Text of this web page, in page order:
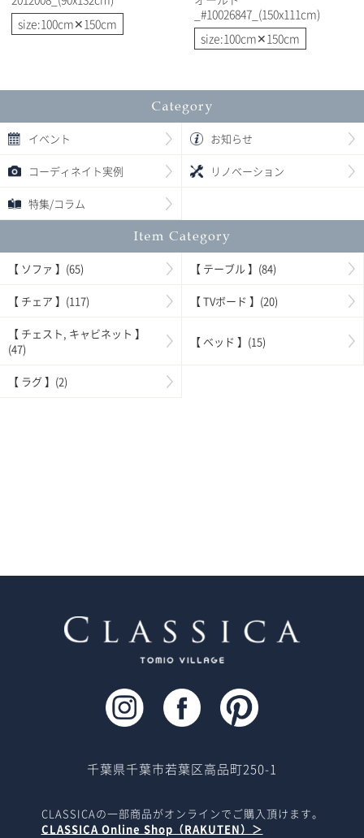
size:100cm✕150cm
_#10026847_(150x111cm)
size:100cm✕150cm
イベント お知らせ
コーディネイト実例 リノベーション
特集/コラム
【 ソファ 】(65) 【 テーブル 】(84)
【 チェア 】(117) 【 TVボード 】(20)
【 チェスト, キャビネット 】
(47)
【 ベッド 】(15)
【 ラグ 】(2)
千葉県千葉市若葉区高品町250-1
CLASSICAの一部商品がオンラインでご購入頂けます。
CLASSICA Online Shop（RAKUTEN）＞